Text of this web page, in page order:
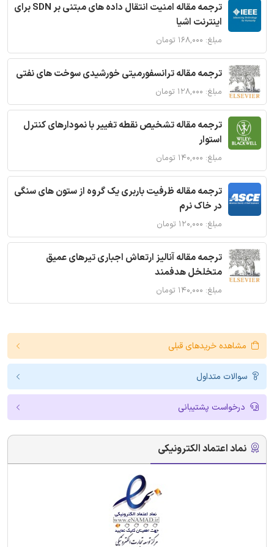
ترجمه مقاله امنیت انتقال داده های مبتنی بر SDN برای
اینترنت اشیا
مبلغ: ۱۶۸,۰۰۰ تومان
ترجمه مقاله ترانسفورمیتی خورشیدی سوخت های نفتی
مبلغ: ۱۲۸,۰۰۰ تومان
ترجمه مقاله تشخیص نقطه تغییر با نمودارهای کنترل
استوار
مبلغ: ۱۴۰,۰۰۰ تومان
ترجمه مقاله ظرفیت باربری یک گروه از ستون های سنگی
در خاک نرم
مبلغ: ۱۲۰,۰۰۰ تومان
ترجمه مقاله آنالیز ارتعاش اجباری تیرهای عمیق
متخلخل هدفمند
مبلغ: ۱۴۰,۰۰۰ تومان
مشاهده خریدهای قبلی
سوالات متداول
درخواست پشتیبانی
نماد اعتماد الکترونیکی